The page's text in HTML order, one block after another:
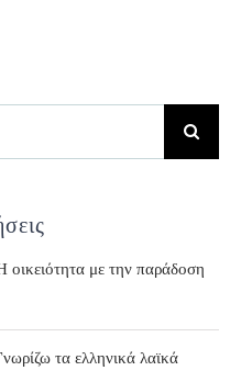
με την παράδοση
τα ελληνικά λαϊκά